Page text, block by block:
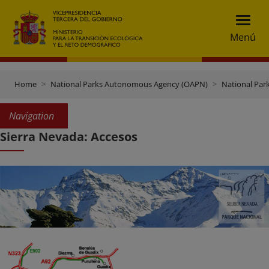
Menú
Home National Parks Autonomous Agency (OAPN) National
Navigation
Sierra Nevada: Accesos